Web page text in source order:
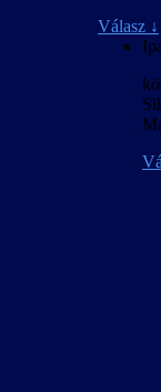
Válasz ↓